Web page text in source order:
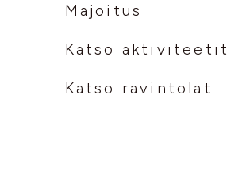
Majoitus
Katso aktiviteetit
Katso ravintolat